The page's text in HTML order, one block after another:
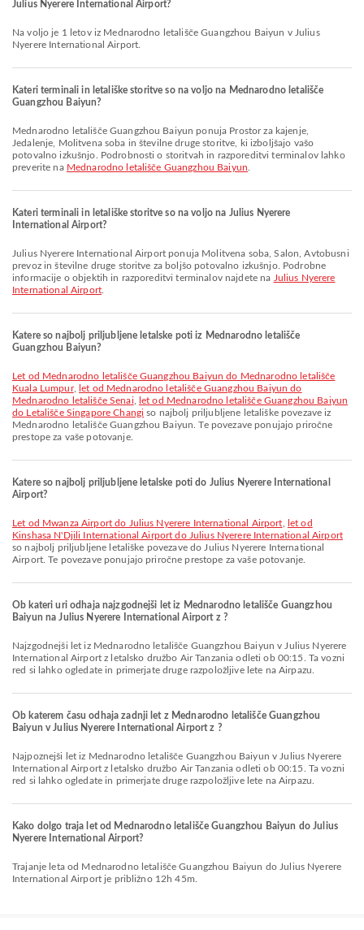
Julius Nyerere International Airport?
Na voljo je 1 letov iz Mednarodno letališče Guangzhou Baiyun v Julius
Nyerere International Airport.
Kateri terminali in letališke storitve so na voljo na Mednarodno letališče
Guangzhou Baiyun?
Mednarodno letališče Guangzhou Baiyun ponuja Prostor za kajenje,
Jedalenje, Molitvena soba in številne druge storitve, ki izboljšajo vašo
potovalno izkušnjo. Podrobnosti o storitvah in razporeditvi terminalov lahko
preverite na Mednarodno letališče Guangzhou Baiyun
Kateri terminali in letališke storitve so na voljo na Julius Nyerere
International Airport?
Julius Nyerere International Airport ponuja Molitvena soba, Salon, Avtobusni
prevoz in številne druge storitve za boljšo potovalno izkušnjo. Podrobne
informacije o objektih in razporeditvi terminalov najdete na Julius Nyerere
International Airport.
Katere so najbolj priljubljene letalske poti iz Mednarodno letališče
Guangzhou Baiyun?
let od Mednarodno letališče Guangzhou Baiyun do Mednarodno letališče
Kuala Lumpur,
let od Mednarodno letališče Guangzhou Baiyun do
Mednarodno letališče Senai
let od Mednarodno letališče Guangzhou Baiyun
do Letališče Singapore Changi so najbolj priljubljene letališke povezave iz
Mednarodno letališče Guangzhou Baiyun. Te povezave ponujajo priročne
prestope za vaše potovanje.
Katere so najbolj priljubljene letalske poti do Julius Nyerere International
Airport?
let od Mwanza Airport do Julius Nyerere International Airport
let od
Kinshasa N'Djili International Airport do Julius Nyerere International Airport
so najbolj priljubljene letališke povezave do Julius Nyerere International
Airport. Te povezave ponujajo priročne prestope za vaše potovanje.
Ob kateri uri odhaja najzgodnejši let iz Mednarodno letališče Guangzhou
Baiyun na Julius Nyerere International Airport z ?
Najzgodnejši let iz Mednarodno letališče Guangzhou Baiyun v Julius Nyerere
International Airport z letalsko družbo Air Tanzania odleti ob 00:15. Ta vozni
red si lahko ogledate in primerjate druge razpoložljive lete na Airpazu.
Ob katerem času odhaja zadnji let z Mednarodno letališče Guangzhou
Baiyun v Julius Nyerere International Airport z ?
Najpoznejši let iz Mednarodno letališče Guangzhou Baiyun v Julius Nyerere
International Airport z letalsko družbo Air Tanzania odleti ob 00:15. Ta vozni
red si lahko ogledate in primerjate druge razpoložljive lete na Airpazu.
Kako dolgo traja let od Mednarodno letališče Guangzhou Baiyun do Julius
Nyerere International Airport?
Trajanje leta od Mednarodno letališče Guangzhou Baiyun do Julius Nyerere
International Airport je približno 12h 45m.